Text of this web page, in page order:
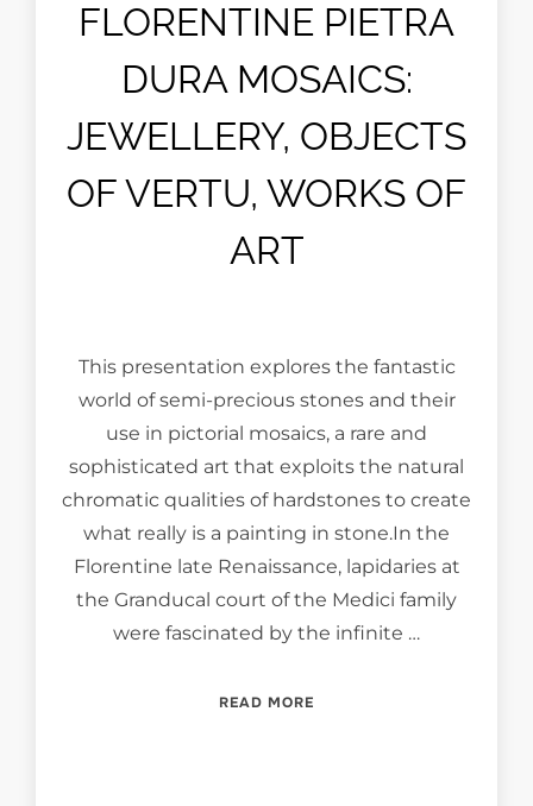
FLORENTINE PIETRA
DURA MOSAICS:
JEWELLERY, OBJECTS
OF VERTU, WORKS OF
ART
This presentation explores the fantastic
world of semi-precious stones and their
use in pictorial mosaics, a rare and
sophisticated art that exploits the natural
chromatic qualities of hardstones to create
what really is a painting in stone.In the
Florentine late Renaissance, lapidaries at
the Granducal court of the Medici family
were fascinated by the infinite …
READ MORE